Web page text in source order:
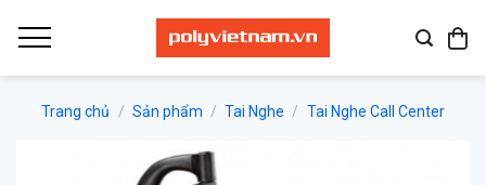
qua
Trang chủ / Sản phẩm / Tai Nghe / Tai Nghe Call Center